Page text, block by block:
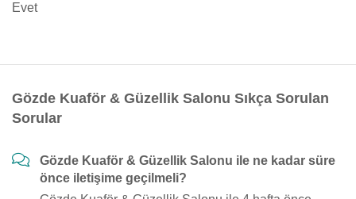
Evet
Gözde Kuaför & Güzellik Salonu Sıkça Sorulan
Sorular
Gözde Kuaför & Güzellik Salonu ile ne kadar süre
önce iletişime geçilmeli?